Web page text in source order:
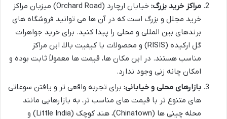
مراکز خرید بزرگ:
خیابان ارچارد (Orchard Road) میزبان مراکز
خرید مجلل و بزرگ است که در آن ها می توانید فروشگاه های
برندهای بین المللی و محلی را پیدا کنید. برای خرید جواهرات
گل ارکیده (RISIS) و محصولات با کیفیت بالا، این مراکز
مناسب هستند. در این مکان ها، قیمت ها معمولاً ثابت بوده و
امکان چانه زنی وجود ندارد.
بازارهای محلی و خیابانی: برای تجربه واقعی تر و یافتن سوغاتی
های متنوع تر با قیمت های مناسب تر، به بازارهایی مانند
محله چینی ها (Chinatown)، هند کوچک (Little India) و